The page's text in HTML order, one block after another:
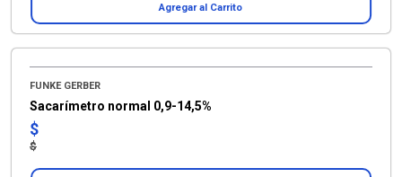
Agregar al Carrito
FUNKE GERBER
Sacarímetro normal 0,9-14,5%
$
$